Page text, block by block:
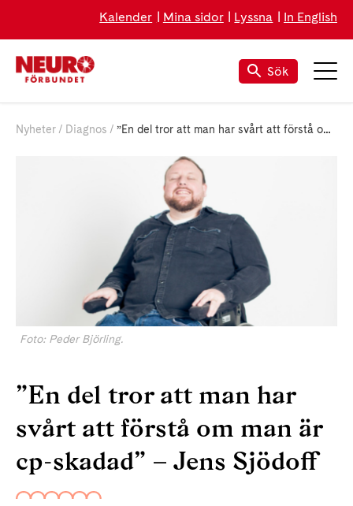
Kalender Mina sidor Lyssna In English
Sök
Nyheter Diagnos ”En del tror att man har svårt att förstå om man är cp-skadad” – Jens Sjödoff
Foto: Peder Björling.
”En del tror att man har
svårt att förstå om man är
cp-skadad” – Jens Sjödoff